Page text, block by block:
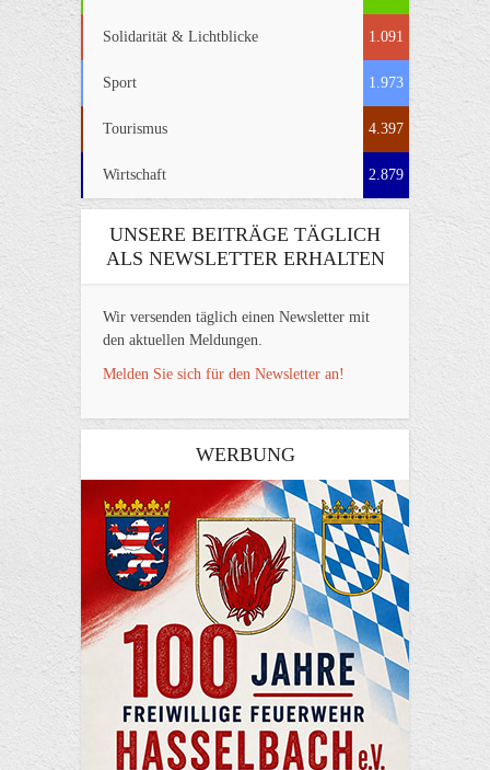
Solidarität & Lichtblicke 1.091
Sport 1.973
Tourismus 4.397
Wirtschaft 2.879
UNSERE BEITRÄGE TÄGLICH
ALS NEWSLETTER ERHALTEN
Wir versenden täglich einen Newsletter mit
den aktuellen Meldungen.
Melden Sie sich für den Newsletter an!
WERBUNG